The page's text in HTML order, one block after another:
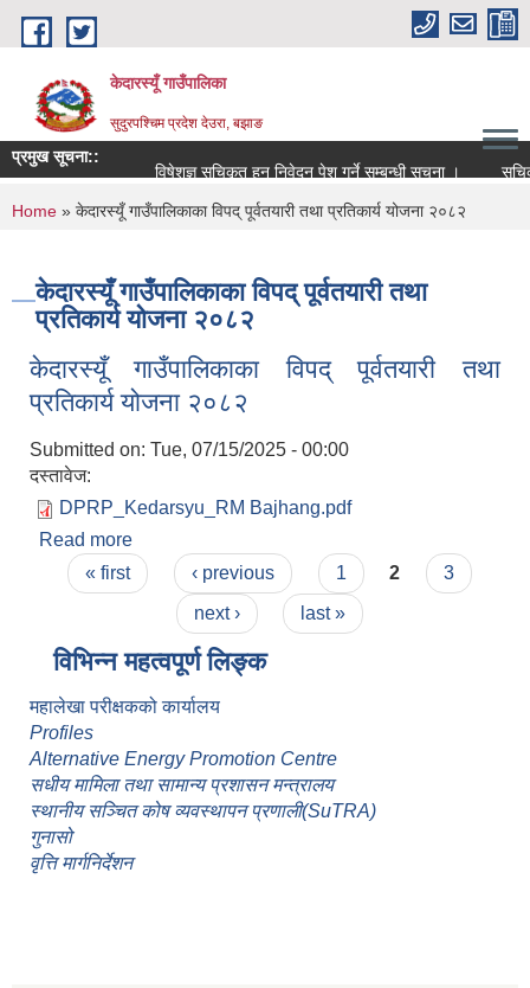
Skip to main content
केदारस्यूँ गाउँपालिका
सुदुरपश्चिम प्रदेश देउरा, बझाङ
प्रमुख सूचना::
विषेशज्ञ सूचिकृत हुन निवेदन पेश गर्ने सम्बन्धी सूचना ।
सूचिकृत
You are here
Home » केदारस्यूँ गाउँपालिकाका विपद् पूर्वतयारी तथा प्रतिकार्य योजना २०८२
केदारस्यूँ गाउँपालिकाका विपद् पूर्वतयारी तथा
प्रतिकार्य योजना २०८२
केदारस्यूँ गाउँपालिकाका विपद् पूर्वतयारी तथा
प्रतिकार्य योजना २०८२
Submitted on: Tue, 07/15/2025 - 00:00
दस्तावेज:
DPRP_Kedarsyu_RM Bajhang.pdf
Read more
प्रतिकार्य योजना २०८२
Pages
« first ‹ previous 1 2
3
next ›
last »
विभिन्न महत्वपूर्ण लिङ्क
महालेखा परीक्षकको कार्यालय
Profiles
Alternative Energy Promotion Centre
सधीय मामिला तथा सामान्य प्रशासन मन्त्रालय
स्थानीय सञ्चित कोष व्यवस्थापन प्रणाली(SuTRA)
गुनासो
वृत्ति मार्गनिर्देशन